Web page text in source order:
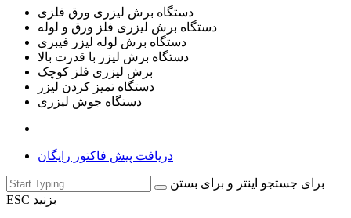
دستگاه برش لیزری ورق فلزی
دستگاه برش لیزری فلز ورق و لوله
دستگاه برش لوله لیزر فیبری
دستگاه برش لیزر با قدرت بالا
برش لیزری فلز کوچک
دستگاه تمیز کردن لیزر
دستگاه جوش لیزری
دریافت پیش فاکتور رایگان
برای جستجو اینتر و برای بستن
ESC بزنید